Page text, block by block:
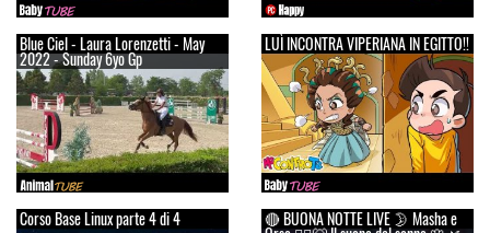
Blue Ciel - Laura Lorenzetti - May
2022 - Sunday 6yo Gp
LUÌ INCONTRA VIPERIANA IN EGITTO!!
Corso Base Linux parte 4 di 4 🔴 BUONA NOTTE LIVE 🌛 Masha e